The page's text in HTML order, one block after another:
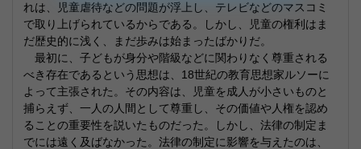
れは、児童虐待などの問題が浮上し、テレビなどのマスコミ
で取り上げられているからである。しかし、児童の権利はま
だ歴史的に浅く、まだ歩みは始まったばかりだ。
最初に、子どもが身分や階級などに関わりなく尊重される
べき存在であるという思想は、18世紀の教育思想家ルソーに
よって主張された。その内容は、児童を成人が小さいものと
捕らえず、一人の人間として尊重し、その価値や人権を認め
ることの重要性を説いたものだった。しかし、法律の制定ま
でには遠く及ばなかった。法律の制定に影響を与えたのは、